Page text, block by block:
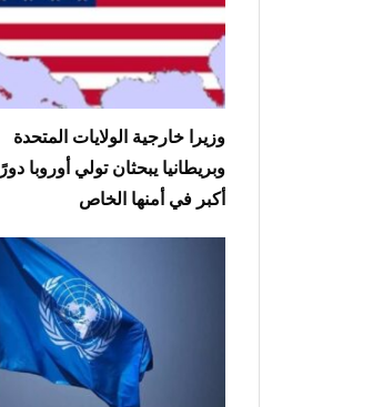
وزيرا خارجية الولايات المتحدة
وبريطانيا يبحثان تولي أوروبا دورًا
أكبر في أمنها الخاص